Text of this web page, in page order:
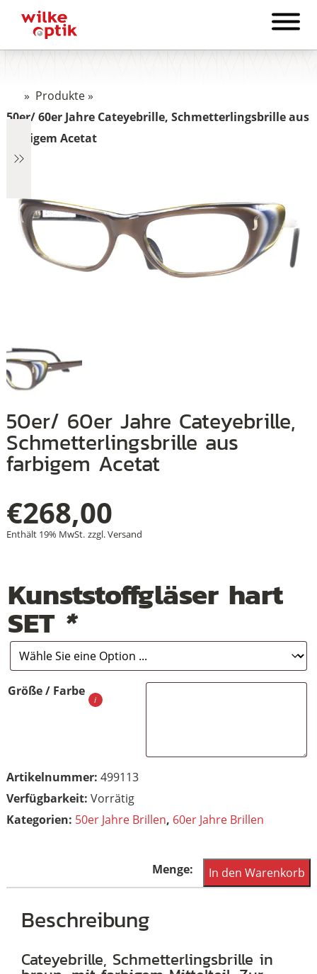
» Produkte»
50er/ 60er Jahre Cateyebrille, Schmetterlingsbrille aus
farbigem Acetat
50er/ 60er Jahre Cateyebrille,
Schmetterlingsbrille aus
farbigem Acetat
€268,00
Enthält 19% MwSt. zzgl.Versand
Kunststoffgläser hart
SET *
Größe / Farbe
Artikelnummer: 499113
Vorrätig
Kategorien: 50er Jahre Brillen, 60er Jahre Brillen
50er/
60er
Schmetterlingsbrille
In den Warenkorb
Beschreibung
Cateyebrille, Schmetterlingsbrille in
+